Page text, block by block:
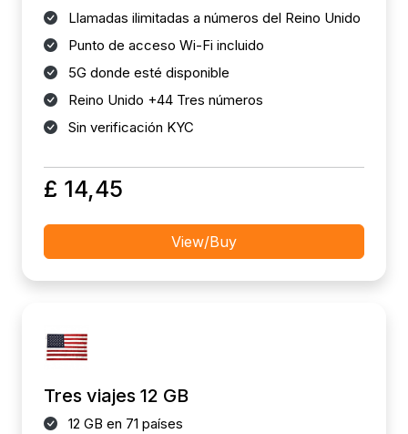
Llamadas ilimitadas a números del Reino Unido
Punto de acceso Wi-Fi incluido
5G donde esté disponible
Reino Unido +44 Tres números
Sin verificación KYC
£ 14,45
View/Buy
Tres viajes 12 GB
12 GB en 71 países